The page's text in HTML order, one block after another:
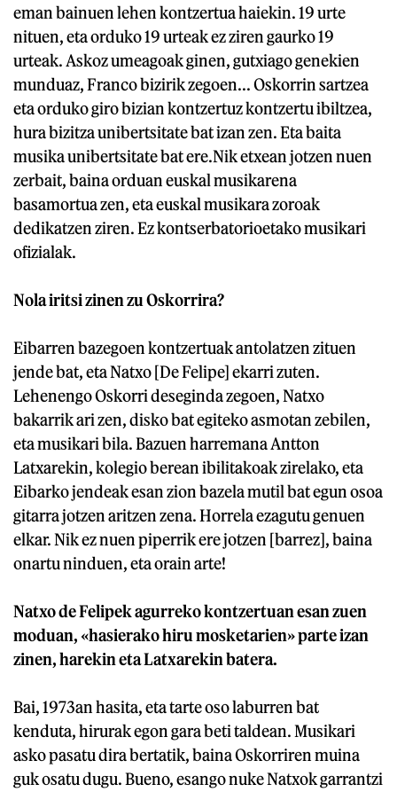
eman bainuen lehen kontzertua haiekin. 19 urte
nituen, eta orduko 19 urteak ez ziren gaurko 19
urteak. Askoz umeagoak ginen, gutxiago genekien
munduaz, Franco bizirik zegoen... Oskorrin sartzea
eta orduko giro bizian kontzertuz kontzertu ibiltzea,
hura bizitza unibertsitate bat izan zen. Eta baita
musika unibertsitate bat ere.Nik etxean jotzen nuen
zerbait, baina orduan euskal musikarena
basamortua zen, eta euskal musikara zoroak
dedikatzen ziren. Ez kontserbatorioetako musikari
ofizialak.
Nola iritsi zinen zu Oskorrira?
Eibarren bazegoen kontzertuak antolatzen zituen
jende bat, eta Natxo [De Felipe] ekarri zuten.
Lehenengo Oskorri deseginda zegoen, Natxo
bakarrik ari zen, disko bat egiteko asmotan zebilen,
eta musikari bila. Bazuen harremana Antton
Latxarekin, kolegio berean ibilitakoak zirelako, eta
Eibarko jendeak esan zion bazela mutil bat egun osoa
gitarra jotzen aritzen zena. Horrela ezagutu genuen
elkar. Nik ez nuen piperrik ere jotzen [barrez], baina
onartu ninduen, eta orain arte!
Natxo de Felipek agurreko kontzertuan esan zuen
moduan, «hasierako hiru mosketarien» parte izan
zinen, harekin eta Latxarekin batera.
Bai, 1973an hasita, eta tarte oso laburren bat
kenduta, hirurak egon gara beti taldean. Musikari
asko pasatu dira bertatik, baina Oskorriren muina
guk osatu dugu. Bueno, esango nuke Natxok garrantzi